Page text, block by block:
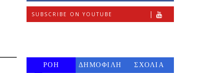
SUBSCRIBE ON YOUTUBE
ΡΟΗ
ΔΗΜΟΦΙΛΗ
ΣΧΟΛΙΑ